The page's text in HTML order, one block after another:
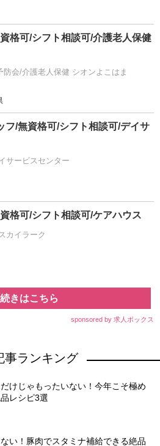
格可/シフト相談可/介護老人保健
会/介護老人保健 シオンよこはま
フ/無資格可/シフト相談可/デイサ
サービスセンター
格可/シフト相談可/ケアハウス
カイラーク
続きはこちら
sponsored by 求人ボックス
事ランキング
けじゃもったいない！今年こそ極め
レシピ3選
い！豚肉でスタミナ補給できる絶品